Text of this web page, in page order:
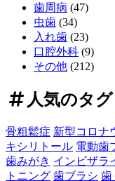
期
的
値
を
見
極
歯周病 (47)
虫歯 (34)
入れ歯 (23)
口腔外科 (9)
その他 (212)
人気のタグ
骨粗鬆症 新型コロナ
キシリトール 電動歯
歯みがき インビザラ
トニング 歯ブラシ 歯